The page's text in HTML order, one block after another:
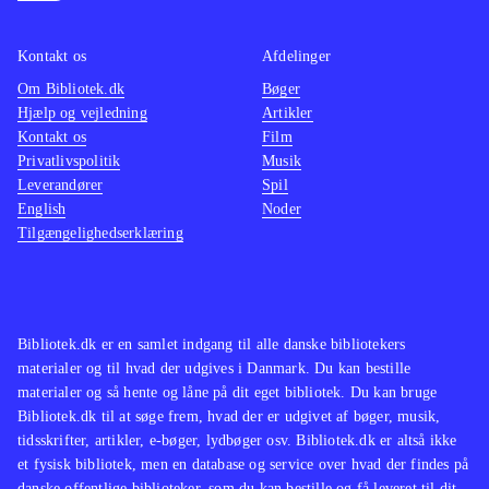
sammenligne med Just dance 2017
(Wii U) og
Bibliotek.dk er en samlet indgang til alle danske bibliotekers
materialer og til hvad der udgives i Danmark. Du kan bestille
materialer og så hente og låne på dit eget bibliotek. Du kan bruge
Bibliotek.dk til at søge frem, hvad der er udgivet af bøger, musik,
tidsskrifter, artikler, e-bøger, lydbøger osv. Bibliotek.dk er altså ikke
et fysisk bibliotek, men en database og service over hvad der findes på
Kontakt os
Om Bibliotek.dk
Hjælp og vejledning
Kontakt os
Privatlivspolitik
Leverandører
English
Tilgængelighedserklæring
Afdelinger
Bøger
Artikler
Film
Musik
Spil
Noder